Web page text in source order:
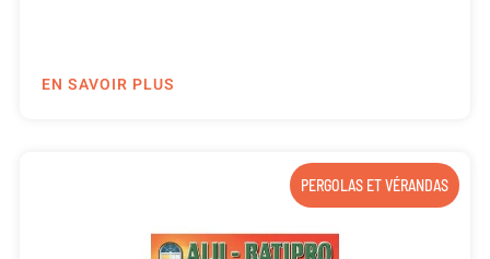
EN SAVOIR PLUS
PERGOLAS ET VÉRANDAS